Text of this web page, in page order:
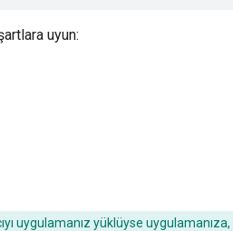
uyun:
uygulamanız yüklüyse